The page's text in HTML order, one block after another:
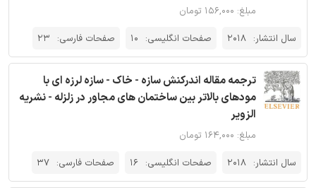
مبلغ: ۱۵۶,۰۰۰ تومان
سال انتشار: 2018 صفحات انگلیسی: 10 صفحات فارسی: 23
ترجمه مقاله اندرکنش سازه - خاک - سازه لرزه ای با
مودهای بالاتر بین ساختمان های مجاور در زلزله - نشریه
الزویر
مبلغ: ۱۶۴,۰۰۰ تومان
سال انتشار: 2018 صفحات انگلیسی: 16 صفحات فارسی: 37